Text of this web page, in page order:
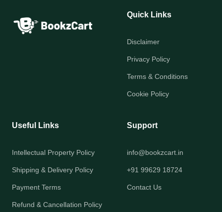
Quick Links
Disclaimer
Privacy Policy
Terms & Conditions
Cookie Policy
Useful Links
Intellectual Property Policy
Shipping & Delivery Policy
Payment Terms
Refund & Cancellation Policy
Support
info@bookzcart.in
+91 99629 18724
Contact Us